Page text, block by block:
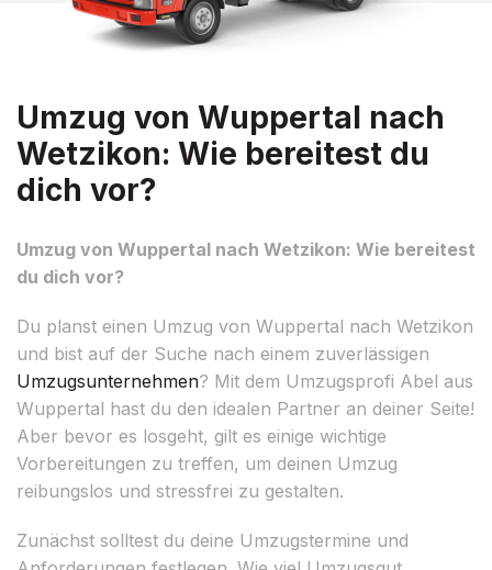
Umzug von Wuppertal nach
Wetzikon: Wie bereitest du
dich vor?
Umzug von Wuppertal nach Wetzikon: Wie bereitest
du dich vor?
Du planst einen Umzug von Wuppertal nach Wetzikon
und bist auf der Suche nach einem zuverlässigen
Umzugsunternehmen? Mit dem Umzugsprofi Abel aus
Wuppertal hast du den idealen Partner an deiner Seite!
Aber bevor es losgeht, gilt es einige wichtige
Vorbereitungen zu treffen, um deinen Umzug
reibungslos und stressfrei zu gestalten.
Zunächst solltest du deine Umzugstermine und